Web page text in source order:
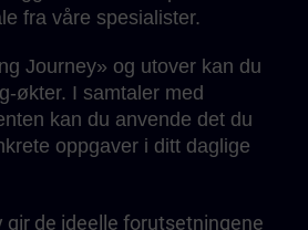
fra våre spesialister.
Journey» og utover kan du
økter. I samtaler med
kan du anvende det du
oppgaver i ditt daglige
gir de ideelle forutsetningene